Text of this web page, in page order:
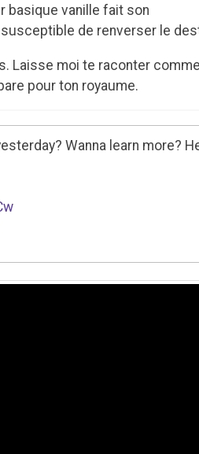
basique vanille fait son
de renverser le
Laisse moi te raconter
pour ton royaume.
Wanna learn more?